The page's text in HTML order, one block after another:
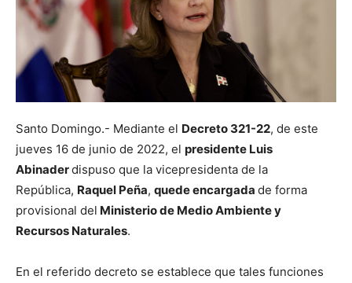
Santo Domingo.- Mediante el Decreto 321-22, de este
jueves 16 de junio de 2022, el presidente Luis
Abinaderdispuso que la vicepresidenta de la
República, Raquel Peña, quede encargada de forma
provisional del Ministerio de Medio Ambiente y
Recursos Naturales.
En el referido decreto se establece que tales funciones